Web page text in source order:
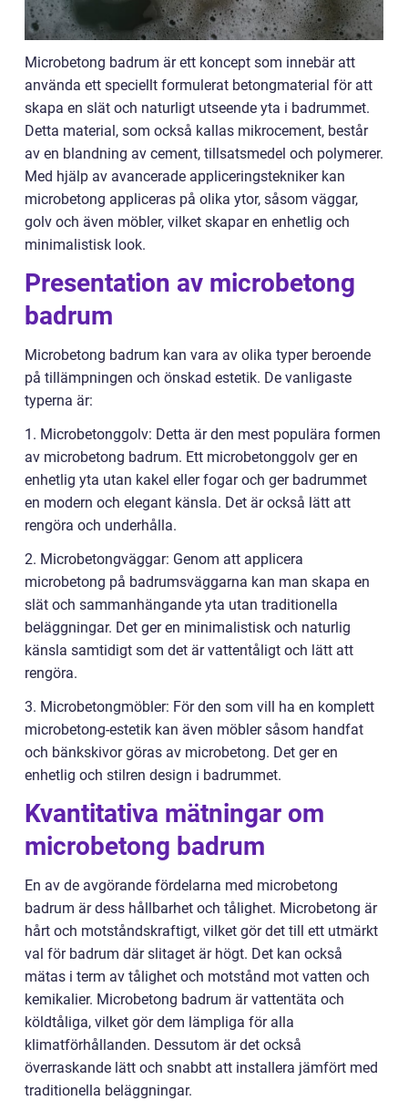
Microbetong badrum är ett koncept som innebär att
använda ett speciellt formulerat betongmaterial för att
skapa en slät och naturligt utseende yta i badrummet.
Detta material, som också kallas mikrocement, består
av en blandning av cement, tillsatsmedel och polymerer.
Med hjälp av avancerade appliceringstekniker kan
microbetong appliceras på olika ytor, såsom väggar,
golv och även möbler, vilket skapar en enhetlig och
minimalistisk look.
Presentation av microbetong
badrum
Microbetong badrum kan vara av olika typer beroende
på tillämpningen och önskad estetik. De vanligaste
typerna är:
1. Microbetonggolv: Detta är den mest populära formen
av microbetong badrum. Ett microbetonggolv ger en
enhetlig yta utan kakel eller fogar och ger badrummet
en modern och elegant känsla. Det är också lätt att
rengöra och underhålla.
2. Microbetongväggar: Genom att applicera
microbetong på badrumsväggarna kan man skapa en
slät och sammanhängande yta utan traditionella
beläggningar. Det ger en minimalistisk och naturlig
känsla samtidigt som det är vattentåligt och lätt att
rengöra.
3. Microbetongmöbler: För den som vill ha en komplett
microbetong-estetik kan även möbler såsom handfat
och bänkskivor göras av microbetong. Det ger en
enhetlig och stilren design i badrummet.
Kvantitativa mätningar om
microbetong badrum
En av de avgörande fördelarna med microbetong
badrum är dess hållbarhet och tålighet. Microbetong är
hårt och motståndskraftigt, vilket gör det till ett utmärkt
val för badrum där slitaget är högt. Det kan också
mätas i term av tålighet och motstånd mot vatten och
kemikalier. Microbetong badrum är vattentäta och
köldtåliga, vilket gör dem lämpliga för alla
klimatförhållanden. Dessutom är det också
överraskande lätt och snabbt att installera jämfört med
traditionella beläggningar.